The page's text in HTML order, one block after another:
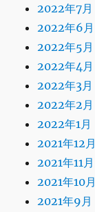
2022年7月
2022年6月
2022年5月
2022年4月
2022年3月
2022年2月
2022年1月
2021年12月
2021年11月
2021年10月
2021年9月